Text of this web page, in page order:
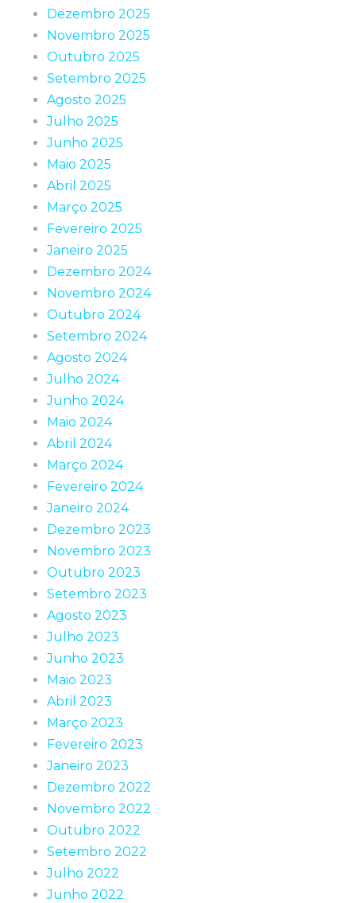
Dezembro 2025
Novembro 2025
Outubro 2025
Setembro 2025
Agosto 2025
Julho 2025
Junho 2025
Maio 2025
Abril 2025
Março 2025
Fevereiro 2025
Janeiro 2025
Dezembro 2024
Novembro 2024
Outubro 2024
Setembro 2024
Agosto 2024
Julho 2024
Junho 2024
Maio 2024
Abril 2024
Março 2024
Fevereiro 2024
Janeiro 2024
Dezembro 2023
Novembro 2023
Outubro 2023
Setembro 2023
Agosto 2023
Julho 2023
Junho 2023
Maio 2023
Abril 2023
Março 2023
Fevereiro 2023
Janeiro 2023
Dezembro 2022
Novembro 2022
Outubro 2022
Setembro 2022
Julho 2022
Junho 2022